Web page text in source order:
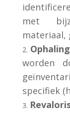
met
materiaal,
worden
specifiek